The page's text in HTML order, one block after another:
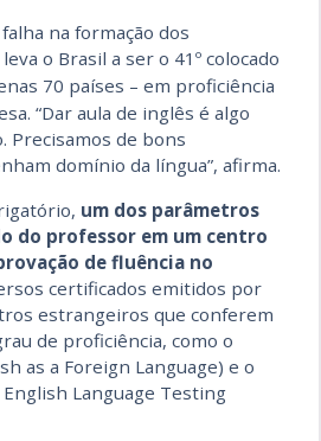
na formação dos
o Brasil a ser o 41º colocado
70 países – em proficiência
“Dar aula de inglês é algo
Precisamos de bons
domínio da língua”, afirma.
um dos parâmetros
do professor em um centro
de fluência no
certificados emitidos por
estrangeiros que conferem
de proficiência, como o
as a Foreign Language) e o
Language Testing